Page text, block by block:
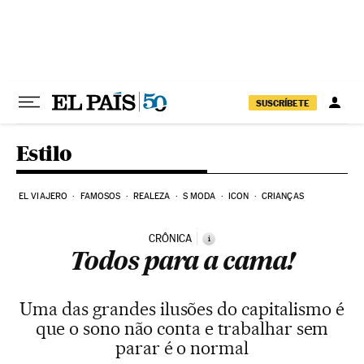
SUSCRÍBETE
Estilo
EL VIAJERO FAMOSOS REALEZA S MODA ICON CRIANÇAS
CRÔNICA i
Todos para a cama!
Uma das grandes ilusões do capitalismo é
que o sono não conta e trabalhar sem
parar é o normal